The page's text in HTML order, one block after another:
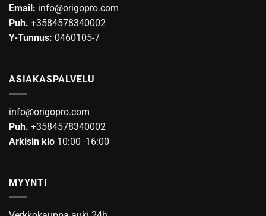
sivulla.
Email: info@origopro.com
Puh. +3584578340002
Y-Tunnus: 0460105-7
ASIAKASPALVELU
info@origopro.com
Puh. +3584578340002
Arkisin klo 10:00 -16:00
MYYNTI